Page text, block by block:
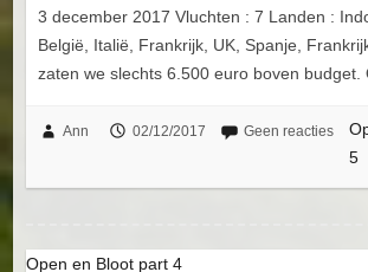
3 december 2017 Vluchten : 7 Landen :
België, Italië, Frankrijk, UK, Spanje,
zaten we slechts 6.500 euro boven budget.
Ann 02/12/2017 Geen reacties
5
Open en Bloot part 4